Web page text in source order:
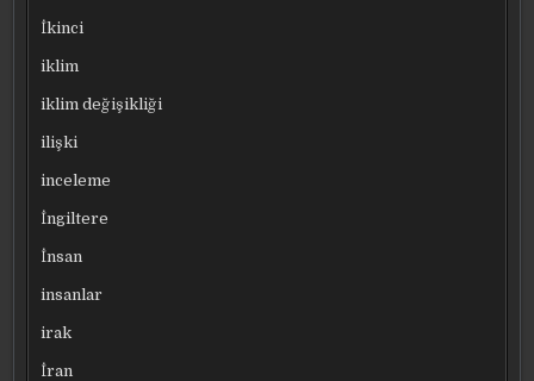
İkinci
iklim
iklim değişikliği
ilişki
inceleme
İngiltere
İnsan
insanlar
irak
İran